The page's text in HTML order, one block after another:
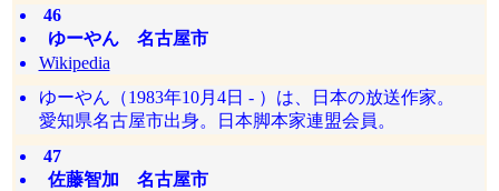
46
ゆーやん 名古屋市
Wikipedia
ゆーやん（1983年10月4日 - ）は、日本の放送作家。
愛知県名古屋市出身。日本脚本家連盟会員。
47
佐藤智加 名古屋市